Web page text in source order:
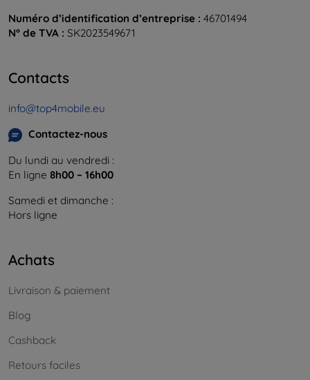
Numéro d’identification d’entreprise : 46701494
N° de TVA : SK2023549671
Contacts
info@top4mobile.eu
Contactez-nous
Du lundi au vendredi :
En ligne 8h00 – 16h00
Samedi et dimanche :
Hors ligne
Achats
Livraison & paiement
Blog
Cashback
Retours faciles